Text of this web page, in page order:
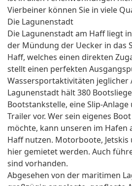
Vierbeiner können Sie in viele
Die Lagunenstadt
Die Lagunenstadt am Haff liegt
der Mündung der Uecker in das
Haff, welches einen direkten
stellt einen perfekten
Wassersportaktivitäten jeglicher
Lagunenstadt hält 380
Bootstankstelle, eine Slip-
Trailer vor. Wer sein eigenes
möchte, kann unseren im Hafen
Haff nutzen. Motorboote, Jetskis
hier gemietet werden. Auch
sind vorhanden.
Abgesehen von der maritimen